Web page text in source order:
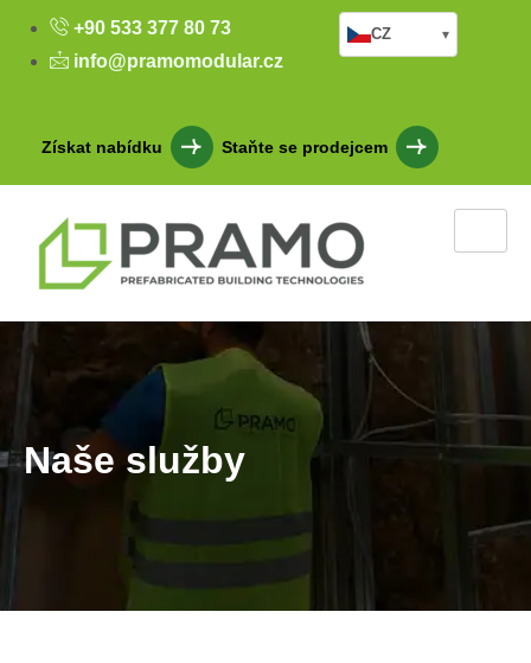
+90 533 377 80 73
info@pramomodular.cz
Získat nabídku Staňte se prodejcem
CZ ▾
Naše služby